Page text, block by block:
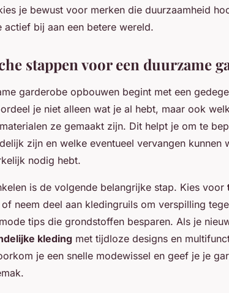
je bewust voor merken die duurzaamheid
actief bij aan een betere wereld.
stappen voor een duurzame
garderobe opbouwen begint met een
je niet alleen wat je al hebt, maar ook
ze gemaakt zijn. Dit helpt je om te
zijn en welke eventueel vervangen
nodig hebt.
is de volgende belangrijke stap. Kies voor
neem deel aan kledingruils om verspilling
tips die grondstoffen besparen. Als je
kleding met tijdloze designs en
je een snelle modewissel en geef je je